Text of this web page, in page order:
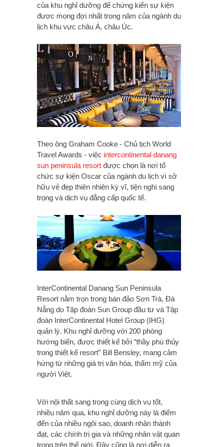
của khu nghỉ dưỡng để chứng kiến sự kiện
được mong đợi nhất trong năm của ngành du
lịch khu vực châu Á, châu Úc.
Theo ông Graham Cooke - Chủ tịch World
Travel Awards - việc intercontinental danang
sun peninsula resort được chọn là nơi tổ
chức sự kiện Oscar của ngành du lịch vì sở
hữu vẻ đẹp thiên nhiên kỳ vĩ, tiện nghi sang
trọng và dịch vụ đẳng cấp quốc tế.
InterContinental Danang Sun Peninsula
Resort nằm trọn trong bán đảo Sơn Trà, Đà
Nẵng do Tập đoàn Sun Group đầu tư và Tập
đoàn InterContinental Hotel Group (IHG)
quản lý. Khu nghỉ dưỡng với 200 phòng
hướng biển, được thiết kế bởi “thầy phù thủy
trong thiết kế resort” Bill Bensley, mang cảm
hứng từ những giá trị văn hóa, thẩm mỹ của
người Việt.
Với nội thất sang trọng cùng dịch vụ tốt,
nhiều năm qua, khu nghỉ dưỡng này là điểm
đến của nhiều ngôi sao, doanh nhân thành
đạt, các chính trị gia và những nhân vật quan
trọng trên thế giới. Đây cũng là nơi diễn ra